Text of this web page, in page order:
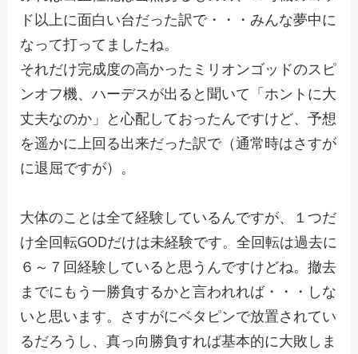
ド以上に面白い台だった訳で・・・みんな夢中に
なって打ってましたね。
それだけ完成度の高かったミリオンゴッドのスピ
ンオフ機、ハーデスが出ると聞いて「ホントに大
丈夫なのか」と心配しておったんですけど、予想
を遥かに上回る出来だった訳で（通常時はさすが
に退屈ですが）。
大体のことは全て経験しているんですが、１つだ
け全回転GODだけは未経験です。全回転は過去に
６～７回経験していると思うんですけどね。撤去
までにもう一勝負するかと言われれば・・・しな
いと思います。さすがにベタピンで放置されてい
るだろうし、真っ向勝負すれば基本的に大敗しま